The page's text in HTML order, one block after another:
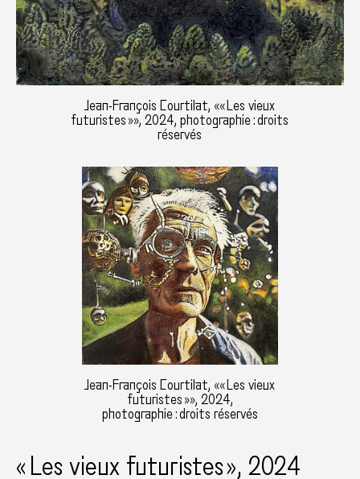
Jean-François Courtilat, «« Les vieux
futuristes »», 2024, photographie : droits
réservés
Jean-François Courtilat, «« Les vieux
futuristes »», 2024,
photographie : droits réservés
« Les vieux futuristes », 2024